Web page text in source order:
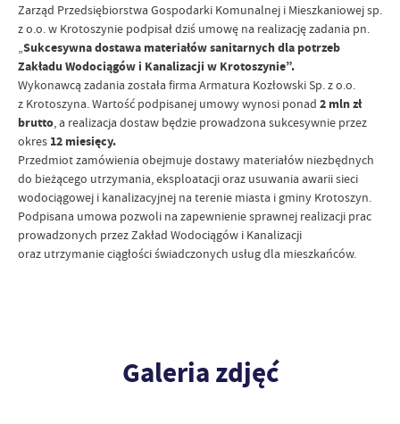
Zarząd Przedsiębiorstwa Gospodarki Komunalnej i Mieszkaniowej sp.
z o.o. w Krotoszynie podpisał dziś umowę na realizację zadania pn.
„Sukcesywna dostawa materiałów sanitarnych dla potrzeb
Zakładu Wodociągów i Kanalizacji w Krotoszynie”.
Wykonawcą zadania została firma Armatura Kozłowski Sp. z o.o.
z Krotoszyna. Wartość podpisanej umowy wynosi ponad 2 mln zł
brutto, a realizacja dostaw będzie prowadzona sukcesywnie przez
okres 12 miesięcy.
Przedmiot zamówienia obejmuje dostawy materiałów niezbędnych
do bieżącego utrzymania, eksploatacji oraz usuwania awarii sieci
wodociągowej i kanalizacyjnej na terenie miasta i gminy Krotoszyn.
Podpisana umowa pozwoli na zapewnienie sprawnej realizacji prac
prowadzonych przez Zakład Wodociągów i Kanalizacji
oraz utrzymanie ciągłości świadczonych usług dla mieszkańców.
Galeria zdjęć